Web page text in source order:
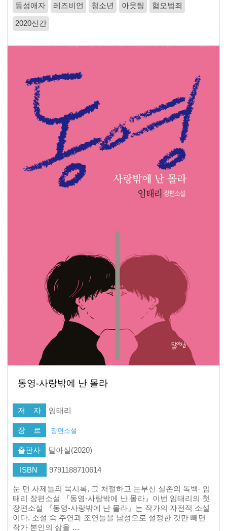
동성애자 레즈비언 청소년 아웃팅 혐오범죄
2020신간
동영-사랑밖에 난 몰라
저 자 임태리
장 르 장편소설
출판사 달아실(2020)
ISBN 9791188710614
눈 먼 사제들의 묵시록, 그 처절하고 눈부신 실존의 독백- 임
태리 장편소설 『동영-사랑밖에 난 몰라』이번 임태리의 첫
장편소설 『동영-사랑밖에 난 몰라』는 작가의 자전적 소설
이다. 소설 속 주연과 조연들을 남성으로 설정한 것만 빼면
작가 본인의 삶을 …